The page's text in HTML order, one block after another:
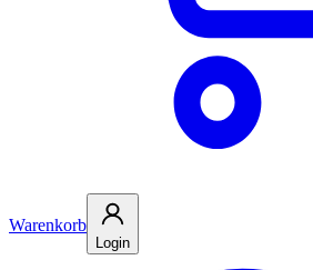
Warenkorb
Login